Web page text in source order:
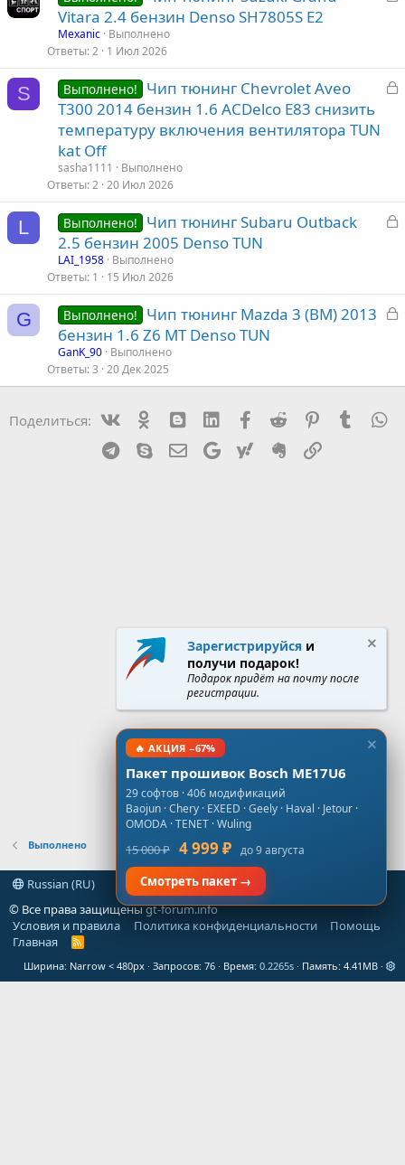
т
Vitara 2.4 бензин Denso SH7805S E2
Mexanic Выполнено
Ответы 2 1 Июл 2026
S
З
Выполнено!
Чип тюнинг Chevrolet Aveo
T300 2014 бензин 1.6 ACDelco E83 снизить
температуру включения вентилятора TUN
kat Off
sasha1111
Выполнено
Ответы 2 20 Июл 2026
L
З
т
Выполнено!
Чип тюнинг Subaru Outback
2.5 бензин 2005 Denso TUN
LAI_1958 Выполнено
Ответы 1 15 Июл 2026
G
З
Выполнено!
Чип тюнинг Mazda 3 (BM) 2013
бензин 1.6 Z6 MT Denso TUN
GanK_90 Выполнено
Ответы 3 20 Дек 2025
Поделиться: Ok mes_blogger
Linked InFacebook
Reddit PinterestTumblr
Telegram
Skype Эл. почта
Google Yahoo Evernote
Выполнено
Russian (RU)
© Все права защищеныgt-forum.info
Условия и правила
Политика конфиденциальности
Помощь
Главная
R
S
Ширина Запросов 76 Время 0.2265s Память 4.41MB
Зарегистрируйся и
получи подарок!
Подарок придёт на почту после
регистрации.
🔥 АКЦИЯ −67%
Пакет прошивок Bosch ME17U6
29 софтов · 406 модификаций
Baojun · Chery · EXEED · Geely · Haval · Jetour ·
OMODA · TENET · Wuling
15 000 ₽ 4 999 ₽ до 9 августа
Смотреть пакет →